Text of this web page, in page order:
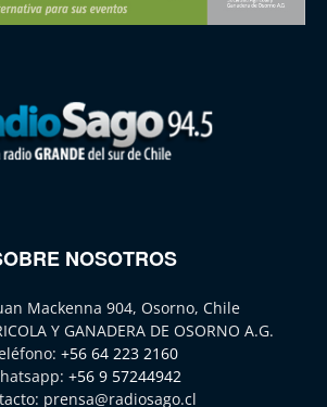
NOSOTROS
Mackenna 904, Osorno, Chile
Y GANADERA DE OSORNO A.G.
+56 64 223 2160
+56 9 57244942
prensa@radiosago.cl